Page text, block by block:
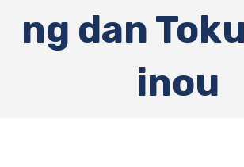
ng dan
inou